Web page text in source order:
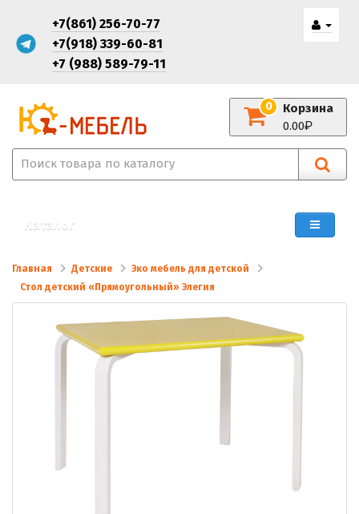
+7(861) 256-70-77
+7(918) 339-60-81
+7 (988) 589-79-11
Корзина
0
0.00
Каталог
Главная Детские
Эко мебель для детской
Стол детский «Прямоугольный» Элегия